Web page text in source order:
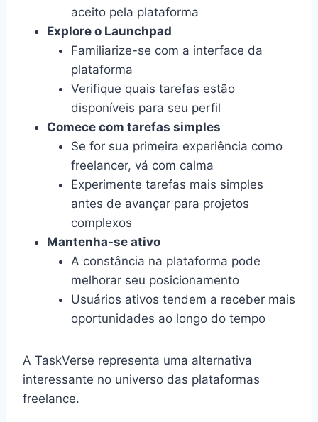
aceito pela plataforma
Explore o Launchpad
Familiarize-se com a interface da
plataforma
Verifique quais tarefas estão
disponíveis para seu perfil
Comece com tarefas simples
Se for sua primeira experiência como
freelancer, vá com calma
Experimente tarefas mais simples
antes de avançar para projetos
complexos
Mantenha-se ativo
A constância na plataforma pode
melhorar seu posicionamento
Usuários ativos tendem a receber mais
oportunidades ao longo do tempo
A TaskVerse representa uma alternativa
interessante no universo das plataformas
freelance.